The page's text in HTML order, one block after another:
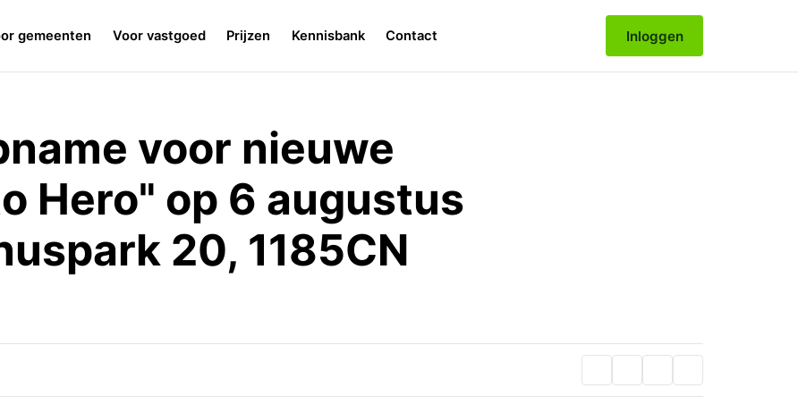
gemeenten Voor vastgoed Prijzen Kennisbank Contact Inloggen
voor nieuwe
Hero" op 6 augustus
20, 1185CN